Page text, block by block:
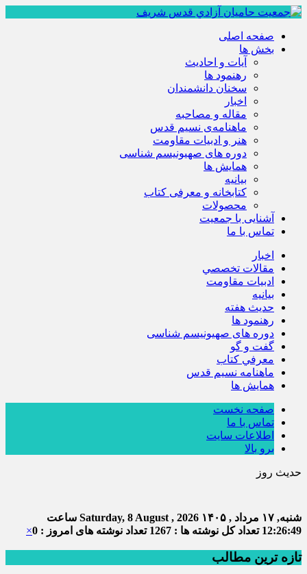
صفحه اصلی
بخش ها
آیات و احادیث
رهنمود ها
سخنان دانشمندان
اخبار
مقاله و مصاحبه
ماهنامه‌ی نسیم قدس
هنر و ادبیات مقاومت
دوره های صهیونیسم شناسی
همايش ها
بيانيه
کتابخانه و معرفی کتاب
محصولات
آشنایی با جمعیت
تماس با ما
اخبار
مقالات تخصصي
ادبيات مقاومت
بيانيه
حديث هفته
رهنمود ها
دوره های صهیونیسم شناسی
گفت و گو
معرفي كتاب
ماهنامه نسيم قدس
همايش ها
صفحه نخست
تماس با ما
اطلاعات سایت
برو بالا
حدیث روز
شنبه, ۱۷ مرداد , ۱۴۰۵ Saturday, 8 August , 2026 ساعت
12:26:50 تعداد کل نوشته ها : 1267 تعداد نوشته های امروز : 0 ×
تازه ترین مطالب